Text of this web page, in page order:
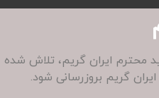
محترم ایران گریم، تلاش شده
گریم بروزرسانی شود.